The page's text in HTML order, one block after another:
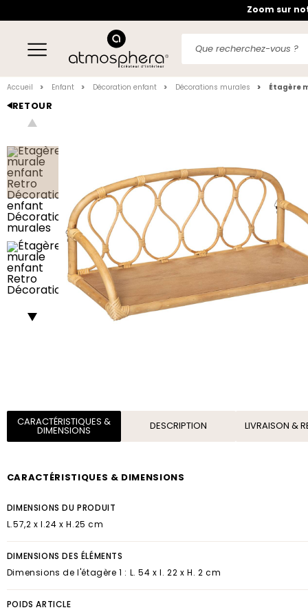
Zoom sur
Accueil Enfant Décoration enfant Décorations murales Étagère
RETOUR
CARACTÉRISTIQUES &
DIMENSIONS
DESCRIPTION LIVRAISON &
CARACTÉRISTIQUES & DIMENSIONS
DIMENSIONS DU PRODUIT
L.57,2 x l.24 x H.25 cm
DIMENSIONS DES ÉLÉMENTS
Dimensions de l'étagère 1 : L. 54 x l. 22 x H. 2 cm
POIDS ARTICLE